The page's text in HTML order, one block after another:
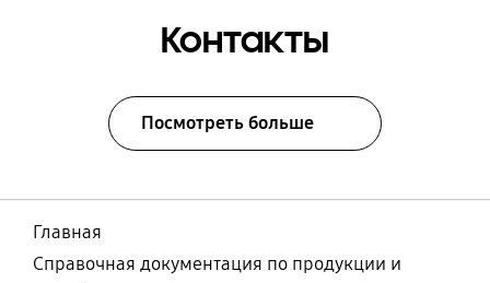
Контакты
Посмотреть больше
Главная
Справочная документация по продукции и